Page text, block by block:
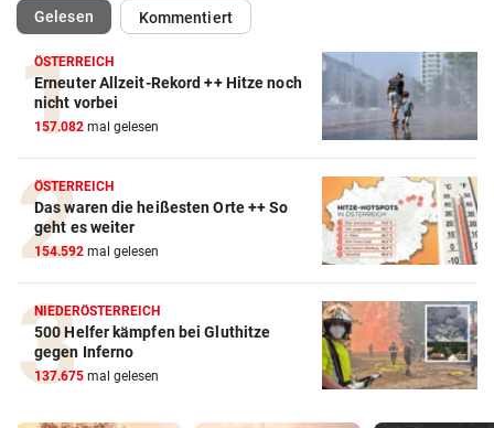
Gelesen(ausgewählt)Kommentiert
ÖSTERREICH
Erneuter Allzeit-Rekord ++ Hitze noch
nicht vorbei
157.082 mal gelesen
ÖSTERREICH
Das waren die heißesten Orte ++ So
geht es weiter
154.592 mal gelesen
NIEDERÖSTERREICH
500 Helfer kämpfen bei Gluthitze
gegen Inferno
137.675 mal gelesen